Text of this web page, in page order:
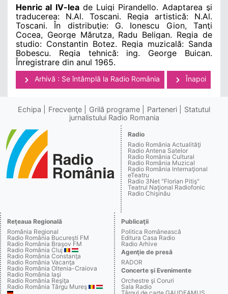
Henric al IV-lea de Luigi Pirandello. Adaptarea şi
traducerea: N.Al. Toscani. Regia artistică: N.Al.
Toscani. În distribuţie: G. Ionescu Gion, Tanţi
Cocea, George Mărutza, Radu Beligan. Regia de
studio: Constantin Botez. Regia muzicală: Sanda
Bobescu. Regia tehnică: ing. George Buican.
Înregistrare din anul 1965.
Arhivă : Se întâmplă la Radio România Înapoi
Echipa Frecvenţe Grilă programe Parteneri
Statutul
jurnalistului Radio Romania
Radio
Radio România Actualităţi
Radio Antena Satelor
Radio România Cultural
Radio România Muzical
Radio România Internaţional
eTeatru
Radio 3Net "Florian Pitiş"
Teatrul Naţional Radiofonic
Radio Chişinău
Reţeaua Regională
România Regional
Radio România Bucureşti FM
Radio România Braşov FM
Radio România Cluj
Radio România Constanţa
Radio România Vacanţa
Radio România Oltenia-Craiova
Radio România Iaşi
Radio România Reşiţa
Radio România Târgu Mureş
Publicaţii
Politica Românească
Editura Casa Radio
Radio Arhive
Agenţie de presă
RADOR
Concerte şi Evenimente
Orchestre şi Coruri
Sala Radio